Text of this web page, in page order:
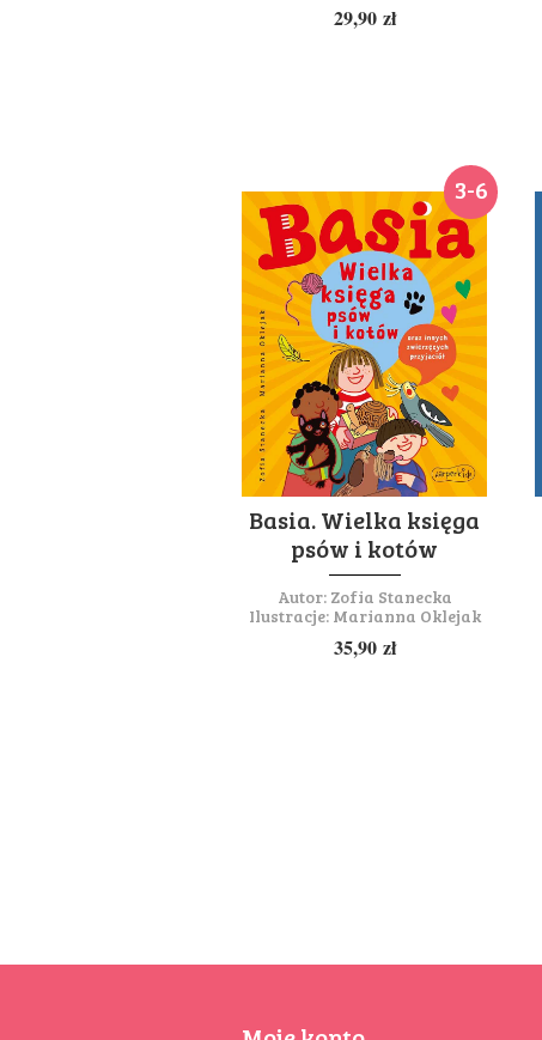
29,90 zł
3-6
Basia. Wielka księga
psów i kotów
Autor: Zofia Stanecka
Ilustracje: Marianna Oklejak
35,90 zł